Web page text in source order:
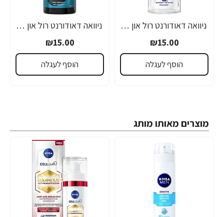
ניוואה דאודורנט רול און פרש נטורל לאישה 50 מ"ל - מבית NIVEA
₪15.00
הוסף לעגלה
ניוואה דאודורנט רול און לגבר דיפ ביט לגבר 50 מ''ל - מבית NIVEA
₪15.00
הוסף לעגלה
מוצרים מאותו מותג